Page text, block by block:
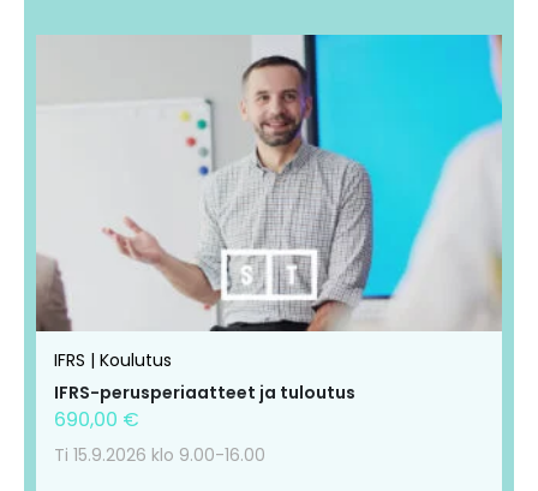
IFRS | Koulutus
IFRS-perusperiaatteet ja tuloutus
690,00 €
Ti 15.9.2026 klo 9.00-16.00
useampi
muunnelma.
Voit
tehdä
valinnat
tuotteen
useampi
muunnelma.
Voit
tehdä
valinnat
tuotteen